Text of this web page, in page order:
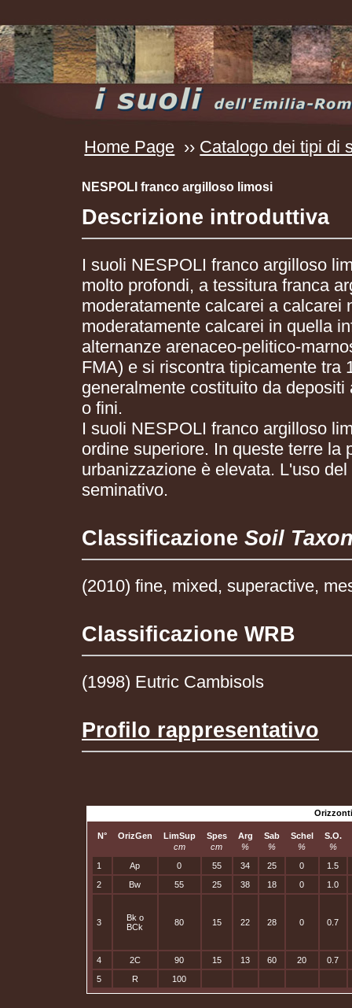
Home Page ›› Catalogo dei tipi di
NESPOLI franco argilloso limosi
Descrizione introduttiva
I suoli NESPOLI franco argilloso
molto profondi, a tessitura franca
moderatamente calcarei a calcarei
moderatamente calcarei in quella
alternanze arenaceo-pelitico-
FMA) e si riscontra tipicamente tra
generalmente costituito da
o fini.
I suoli NESPOLI franco argilloso
ordine superiore. In queste terre la
urbanizzazione è elevata. L'uso
seminativo.
Classificazione Soil
(2010) fine, mixed, superactive,
Classificazione WRB
(1998) Eutric Cambisols
Profilo rappresentativo
N° OrizGen LimSup Spes Arg Sab Schel
S.O.
cm
cm % % %
%
1
Ap 0 55 34 25 0
1.5
2
Bw 55 25 38 18 0 1.0
3
Bk o
BCk
80 15 22 28 0 0.7
4 2C 90 15 13 60 20
0.7
5
R 100